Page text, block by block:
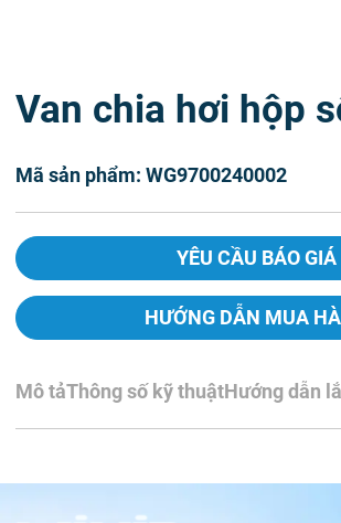
Van chia hơi hộp
Mã sản phẩm: WG9700240002
YÊU CẦU BÁO GIÁ
HƯỚNG DẪN MUA
Mô tảThông số kỹ thuậtHướng dẫn